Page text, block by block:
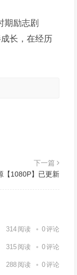
期励志剧
长，在经历
下一篇
【1080P】已更新
314 阅读 0评论
315 阅读 0评论
288 阅读 0评论